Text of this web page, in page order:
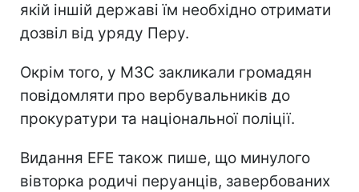
якій іншій державі їм необхідно отримати
дозвіл від уряду Перу.
Окрім того, у МЗС закликали громадян
повідомляти про вербувальників до
прокуратури та національної поліції.
Видання EFE також пише, що минулого
вівторка родичі перуанців, завербованих